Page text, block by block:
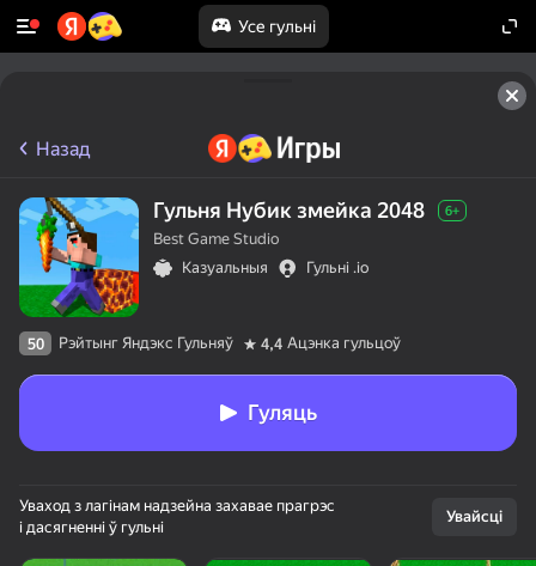
Усе гульні
Назад
Гульня Нубик змейка 2048 6+
Best Game Studio
Казуальныя
Гульні .io
50 Рэйтынг Яндэкс Гульняў 4,4 Ацэнка гульцоў
Гуляць
Уваход з лагінам надзейна захавае прагрэс
і дасягненні ў гульні
Увайсці